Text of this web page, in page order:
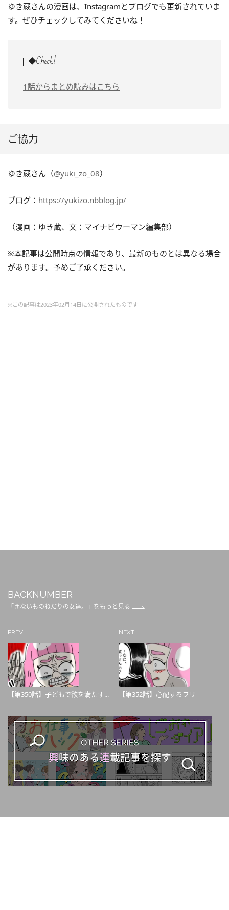
ゆき蔵さんの漫画は、Instagramとブログでも更新されていま
す。ぜひチェックしてみてくださいね！
◆Check!
1話からまとめ読みはこちら
ご協力
ゆき蔵さん（@yuki_zo_08）
ブログ： https://yukizo.nbblog.jp/
（漫画：ゆき蔵、文：マイナビウーマン編集部）
※本記事は公開時点の情報であり、最新のものとは異なる場合
があります。予めご了承ください。
※この記事は2023年02月14日に公開されたものです
BACKNUMBER
「＃ないものねだりの女達。」をもっと見る
PREV
【第350話】子どもで欲を満たす...
NEXT
【第352話】心配するフリ